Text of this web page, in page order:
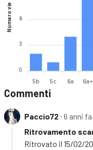
6
3
0
Numero vie
5b 5c 6a 6a+
Commenti
Paccio72 ∙ 6 anni fa
Ritrovamento
Ritrovato il 15/02/